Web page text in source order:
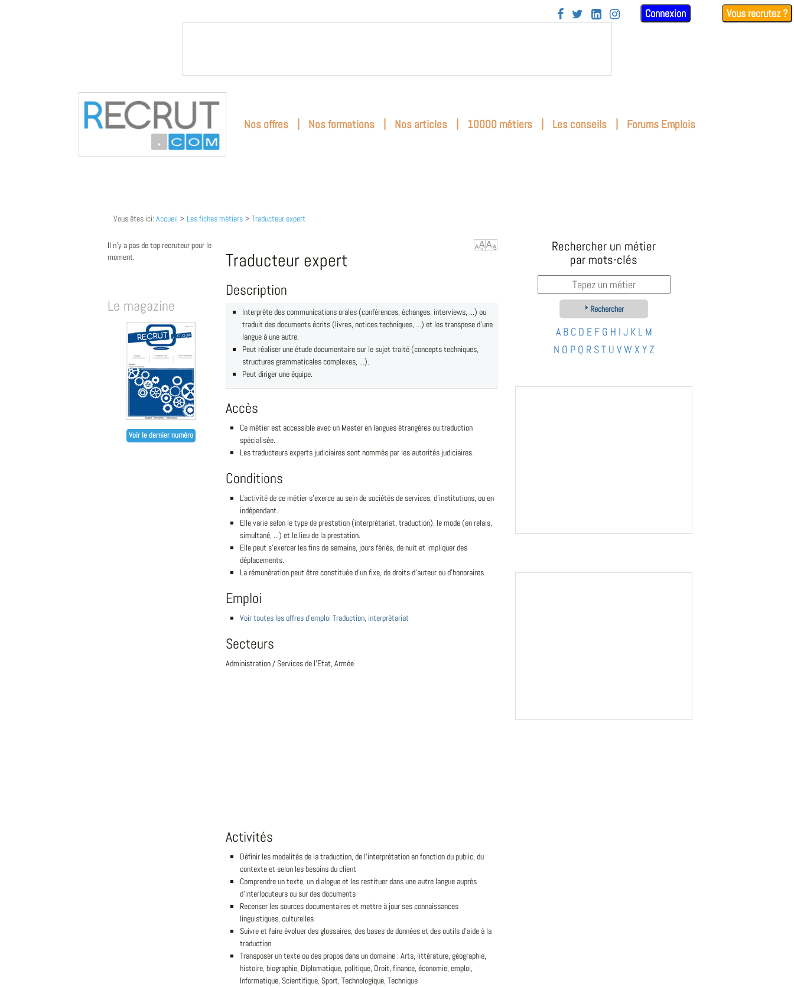
    Connexion Vous recrutez ?
Nos offres | Nos formations | Nos articles | 10000 métiers | Les conseils | Forums Emplois
Vous êtes ici: Accueil > Les fiches métiers > Traducteur expert
Il n'y a pas de top recruteur pour le
moment.
Le magazine
Voir le dernier numéro
Traducteur expert
Description
Interprète des communications orales (conférences, échanges, interviews, ...) ou
traduit des documents écrits (livres, notices techniques, ...) et les transpose d'une
langue à une autre.
Peut réaliser une étude documentaire sur le sujet traité (concepts techniques,
structures grammaticales complexes, ...).
Peut diriger une équipe.
Accès
Ce métier est accessible avec un Master en langues étrangères ou traduction
spécialisée.
Les traducteurs experts judiciaires sont nommés par les autorités judiciaires.
Conditions
L'activité de ce métier s'exerce au sein de sociétés de services, d'institutions, ou en
indépendant.
Elle varie selon le type de prestation (interprétariat, traduction), le mode (en relais,
simultané, ...) et le lieu de la prestation.
Elle peut s'exercer les fins de semaine, jours fériés, de nuit et impliquer des
déplacements.
La rémunération peut être constituée d'un fixe, de droits d'auteur ou d'honoraires.
Emploi
Voir toutes les offres d'emploi Traduction, interprétariat
Secteurs
Administration / Services de l'Etat, Armée
Activités
Définir les modalités de la traduction, de l'interprétation en fonction du public, du
contexte et selon les besoins du client
Comprendre un texte, un dialogue et les restituer dans une autre langue auprès
d'interlocuteurs ou sur des documents
Recenser les sources documentaires et mettre à jour ses connaissances
linguistiques, culturelles
Suivre et faire évoluer des glossaires, des bases de données et des outils d'aide à la
traduction
Transposer un texte ou des propos dans un domaine : Arts, littérature, géographie,
histoire, biographie, Diplomatique, politique, Droit, finance, économie, emploi,
Informatique, Scientifique, Sport, Technologique, Technique
Rechercher un métier
par mots-clés
Rechercher
A B C D E F G H I J K L M
N O P Q R ST U VW X YZ